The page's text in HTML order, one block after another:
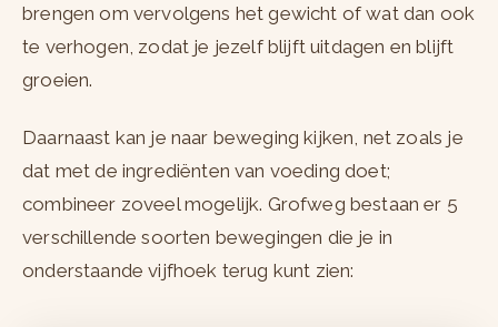
brengen om vervolgens het gewicht of wat dan ook
te verhogen, zodat je jezelf blijft uitdagen en blijft
groeien.
Daarnaast kan je naar beweging kijken, net zoals je
dat met de ingrediënten van voeding doet;
combineer zoveel mogelijk. Grofweg bestaan er 5
verschillende soorten bewegingen die je in
onderstaande vijfhoek terug kunt zien: